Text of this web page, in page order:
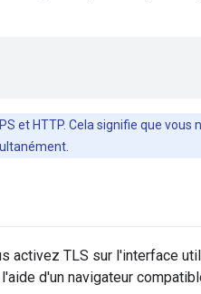
et HTTP. Cela signifie que vous
activez TLS sur l'interface
d'un navigateur